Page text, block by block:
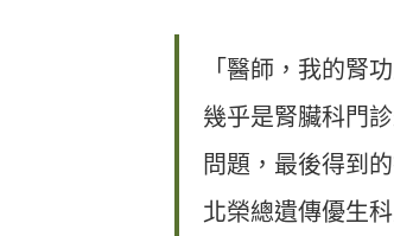
「醫師，我的腎
幾乎是腎臟科門
問題，最後得到
北榮總遺傳優生